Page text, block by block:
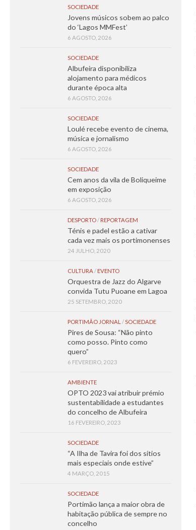
SOCIEDADE
Jovens músicos sobem ao palco
do ‘Lagos MMFest’
6 AGOSTO, 2026
SOCIEDADE
Albufeira disponibiliza
alojamento para médicos
durante época alta
6 AGOSTO, 2026
SOCIEDADE
Loulé recebe evento de cinema,
música e jornalismo
6 AGOSTO, 2026
SOCIEDADE
Cem anos da vila de Boliqueime
em exposição
6 AGOSTO, 2026
DESPORTO/ REPORTAGEM
Ténis e padel estão a cativar
cada vez mais os portimonenses
24 JULHO, 2020
CULTURA/ EVENTO
Orquestra de Jazz do Algarve
convida Tutu Puoane em Lagoa
25 SETEMBRO, 2020
PORTIMÃO JORNAL /SOCIEDADE
Pires de Sousa: “Não pinto
como posso. Pinto como
quero”
6 FEVEREIRO, 2023
AMBIENTE
OPTO 2023 vai atribuir prémio
sustentabilidade a estudantes
do concelho de Albufeira
16 FEVEREIRO, 2023
SOCIEDADE
“A Ilha de Tavira foi dos sítios
mais especiais onde estive”
4 MARÇO, 2015
SOCIEDADE
Portimão lança a maior obra de
habitação pública de sempre no
concelho